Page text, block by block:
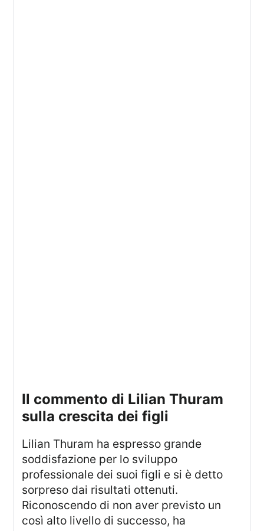
il commento di Lilian Thuram
sulla crescita dei figli
Lilian Thuram ha espresso grande
soddisfazione per lo sviluppo
professionale dei suoi figli e si è detto
sorpreso dai risultati ottenuti.
Riconoscendo di non aver previsto un
così alto livello di successo, ha